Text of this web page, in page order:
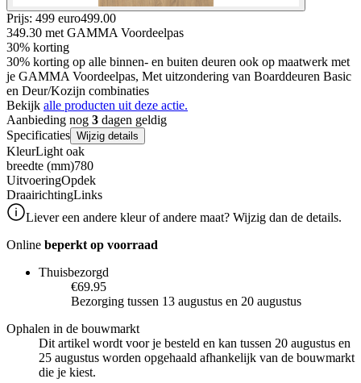
Prijs: 499 euro499.00
349.30 met GAMMA Voordeelpas
30% korting
30% korting op alle binnen- en buiten deuren ook op maatwerk met
je GAMMA Voordeelpas, Met uitzondering van Boarddeuren Basic
en Deur/Kozijn combinaties
Bekijk alle producten uit deze actie.
Aanbieding nog 3 dagen geldig
Specificaties Wijzig details
KleurLight oak
breedte (mm)780
UitvoeringOpdek
DraairichtingLinks
Liever een andere kleur of andere maat? Wijzig dan de details.
Online beperkt op voorraad
Thuisbezorgd
€69.95
Bezorging tussen 13 augustus en 20 augustus
Ophalen in de bouwmarkt
Dit artikel wordt voor je besteld en kan tussen 20 augustus en
25 augustus worden opgehaald afhankelijk van de bouwmarkt
die je kiest.